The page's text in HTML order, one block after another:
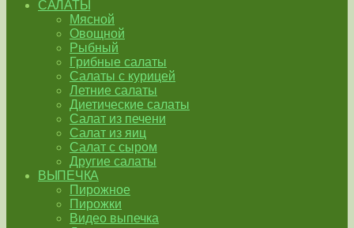
САЛАТЫ
Мясной
Овощной
Рыбный
Грибные салаты
Салаты с курицей
Летние салаты
Диетические салаты
Салат из печени
Салат из яиц
Салат с сыром
Другие салаты
ВЫПЕЧКА
Пирожное
Пирожки
Видео выпечка